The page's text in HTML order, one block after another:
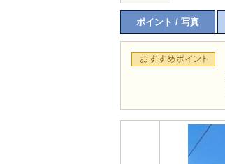
ポイント / 写真